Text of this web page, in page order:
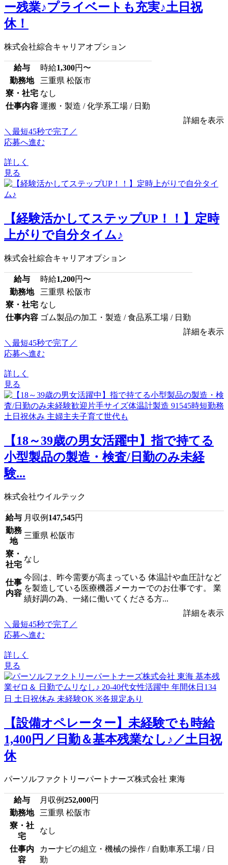
ー残業♪プライベートも充実♪土日祝
休！
株式会社綜合キャリアオプション
給与 時給1,300円〜
勤務地
三重県 松阪市
寮・社宅 なし
仕事内容 運搬・製造 / 化学系工場 / 日勤
詳細を表示
＼最短45秒で完了／
応募へ進む
詳しく
見る
【経験活かしてステップUP！！】定時
上がりで自分タイム♪
株式会社綜合キャリアオプション
給与 時給1,200円〜
勤務地
三重県 松阪市
寮・社宅 なし
仕事内容 ゴム製品の加工・製造 / 食品系工場 / 日勤
詳細を表示
＼最短45秒で完了／
応募へ進む
詳しく
見る
【18～39歳の男女活躍中】指で持てる
小型製品の製造・検査/日勤のみ未経
験...
株式会社ウイルテック
給与 月収例 147,545円
勤務
地
三重県 松阪市
寮・
社宅
なし
仕事
内容
今回は、昨今需要が高まっている 体温計や血圧計など
を製造している医療機器メーカーでのお仕事です。 業
績好調の為、一緒に働いてくださる方...
詳細を表示
＼最短45秒で完了／
応募へ進む
詳しく
見る
【設備オペレーター】未経験でも時給
1,400円／日勤＆基本残業なし♪／土日祝
休
パーソルファクトリーパートナーズ株式会社 東海
給与 月収例252,000円
勤務地
三重県 松阪市
寮・社
宅
なし
仕事内
容
カーナビの組立・機械の操作 / 自動車系工場 / 日
勤